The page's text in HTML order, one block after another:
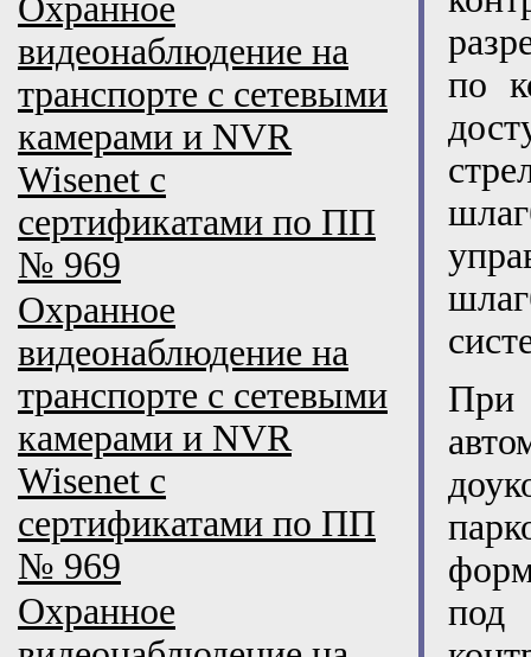
Охранное
видеонаблюдение на
транспорте с сетевыми
камерами и NVR
Wisenet с
сертификатами по ПП
№ 969
Охранное
видеонаблюдение на
транспорте с сетевыми
камерами и NVR
Wisenet с
сертификатами по ПП
№ 969
Охранное
по
При
под